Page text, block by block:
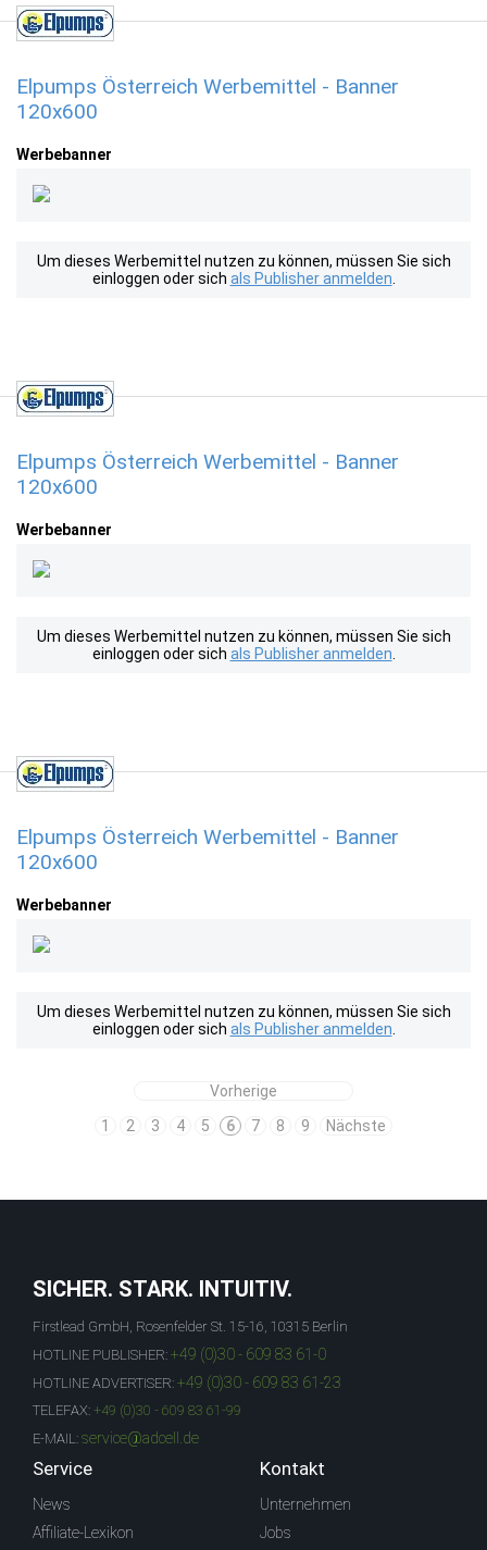
Elpumps Österreich Werbemittel - Banner
120x600
Werbebanner
Um dieses Werbemittel nutzen zu können, müssen Sie sich
einloggen oder sich als Publisher anmelden
Elpumps Österreich Werbemittel - Banner
120x600
Werbebanner
Um dieses Werbemittel nutzen zu können, müssen Sie sich
einloggen oder sich als Publisher anmelden
Elpumps Österreich Werbemittel - Banner
120x600
Werbebanner
Um dieses Werbemittel nutzen zu können, müssen Sie sich
einloggen oder sich als Publisher anmelden
Vorherige
1
2 3 4 5 6 7 8 9 Nächste
SICHER. STARK. INTUITIV.
Firstlead GmbH, Rosenfelder St. 15-16, 10315 Berlin
HOTLINE PUBLISHER: +49 (0)30 - 609 83 61-0
HOTLINE ADVERTISER: +49 (0)30 - 609 83 61-23
TELEFAX: +49 (0)30 - 609 83 61-99
E-MAIL: service@adcell.de
Service
News
Affiliate-Lexikon
Kontakt
Unternehmen
Jobs